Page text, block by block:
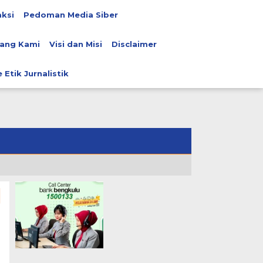
Pedoman Media Siber
Kami Visi dan Misi Disclaimer
Etik Jurnalistik